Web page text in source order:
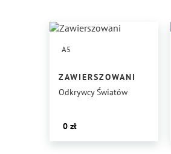
A5
ZAWIERSZOWANI
Odkrywcy Światów
0